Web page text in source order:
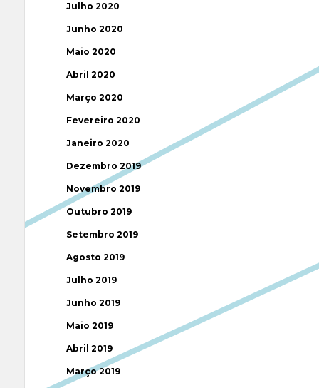
Julho 2020
Junho 2020
Maio 2020
Abril 2020
Março 2020
Fevereiro 2020
Janeiro 2020
Dezembro 2019
Novembro 2019
Outubro 2019
Setembro 2019
Agosto 2019
Julho 2019
Junho 2019
Maio 2019
Abril 2019
Março 2019